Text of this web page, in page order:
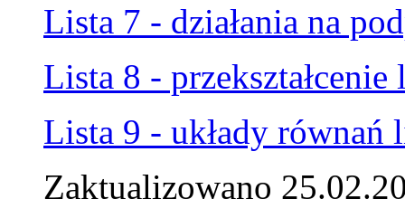
Lista 7 - działania na
Lista 8 -
Lista 9 - układy równań
Zaktualizowano